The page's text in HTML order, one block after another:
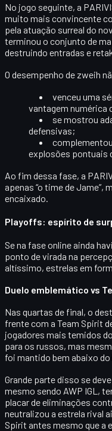
No jogo seguinte, a
muito mais convincente
pela atuação surreal do
terminou o conjunto de
destruindo entradas e
O desempenho de zweih
venceu uma
vantagem numérica
se mostrou
defensivas;
explosões pontuais
Ao fim dessa fase, a
apenas “o time de Jame”,
encaixado.
Playoffs: espírito de
Se na fase online ainda
ponto de virada na
altíssimo, estrelas em
Duelo emblemático vs
Nas quartas de final, o
frente com a Team Spirit
jogadores mais temidos
para os russos, mas
foi mantido bem abaixo
Grande parte disso se
mesmo sendo AWP IGL,
placar de eliminações
neutralizou a estrela rival
Spirit antes mesmo que a